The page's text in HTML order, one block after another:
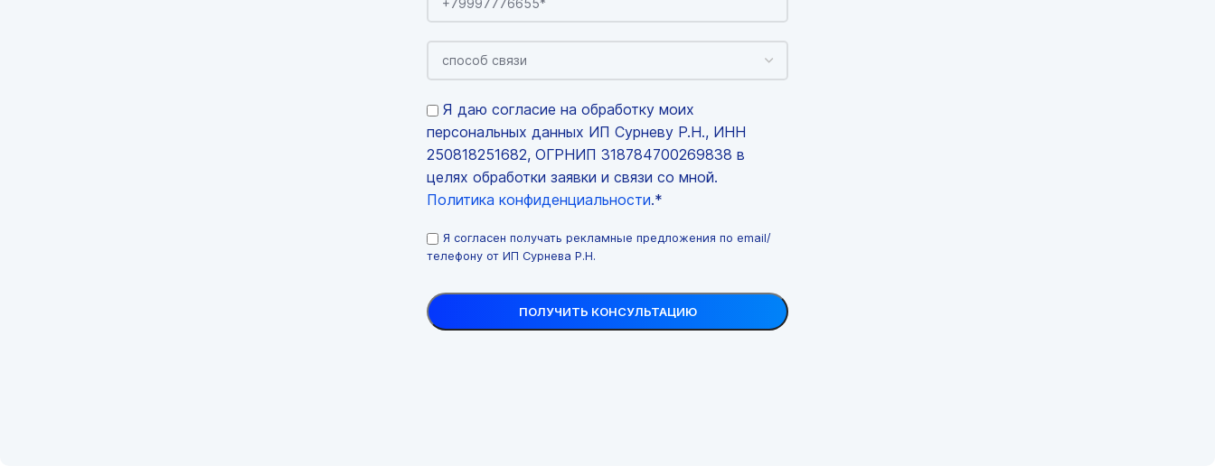
Я даю согласие на обработку моих
персональных данных ИП Сурневу Р.Н., ИНН
250818251682, ОГРНИП 318784700269838 в
целях обработки заявки и связи со мной.
Политика конфиденциальности.*
Я согласен получать рекламные предложения по email/
телефону от ИП Сурнева Р.Н.